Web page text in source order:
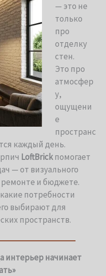
— это не
только
про
отделку
стен.
Это про
атмосфер
у,
ощущени
е
пространс
каждый день.
LoftBrickпомогает
— от визуального
и бюджете.
потребности
выбирают для
пространств.
интерьер начинает